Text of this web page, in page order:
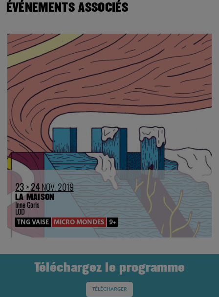
ÉVÉNEMENTS ASSOCIÉS
23>24NOV. 2019
LA MAISON
Inne Goris
LOD
TNG VAISE MICRO MONDES 9+
Téléchargez le programme
TÉLÉCHARGER